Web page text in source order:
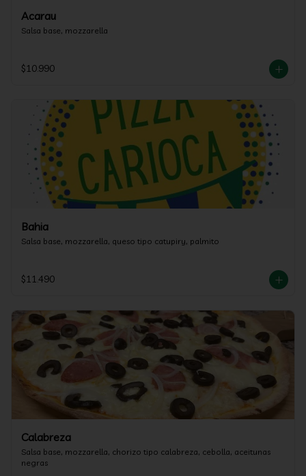
Acarau
Salsa base, mozzarella
$10.990
Bahia
Salsa base, mozzarella, queso tipo catupiry, palmito
$11.490
Calabreza
Salsa base, mozzarella, chorizo tipo calabreza, cebolla, aceitunas
negras